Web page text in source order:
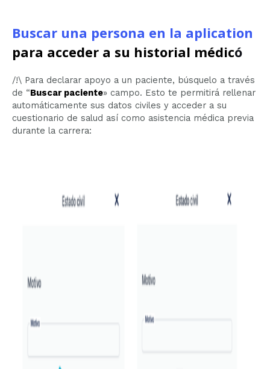
Buscar una persona en la aplication
para acceder a su historial médicó
/!\ Para declarar apoyo a un paciente, búsquelo a través
de “Buscar paciente» campo. Esto te permitirá rellenar
automáticamente sus datos civiles y acceder a su
cuestionario de salud así como asistencia médica previa
durante la carrera: